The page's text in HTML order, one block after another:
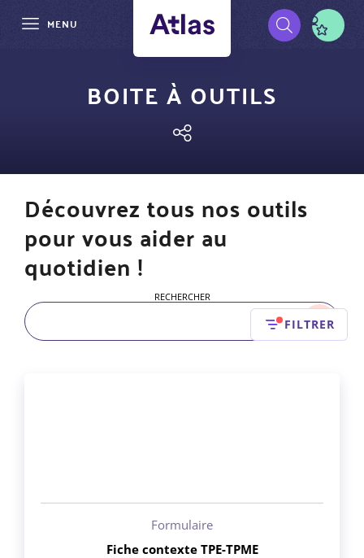
MENU
Pré-
navigation
BOITE À OUTILS
RECHERCHER
Découvrez tous nos outils
pour vous aider au
quotidien !
FILTRER
Formulaire
Fiche contexte TPE-TPME